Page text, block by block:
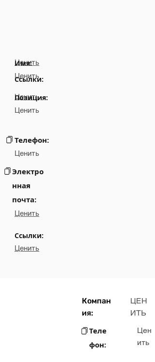
Ценить
Ссылки:
Ценить
Имя:
Ценить
Позиция:
Ценить
Телефон:
Ценить
Электро
нная
почта:
Ценить
Ссылки:
Ценить
Компан
ия:
ЦЕН
ИТЬ
Теле
фон:
Цен
ить